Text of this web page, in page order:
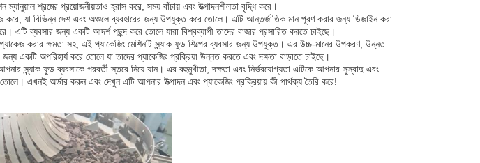
ম্যানুয়াল শ্রমের প্রয়োজনীয়তাও হ্রাস করে, সময় বাঁচায় এবং উত্পাদনশীলতা বৃদ্ধি করে।
যা বিভিন্ন দেশ এবং অঞ্চলে ব্যবহারের জন্য উপযুক্ত করে তোলে। এটি আন্তর্জাতিক মান পূরণ করার জন্য ডিজাইন করা
এটি ব্যবসার জন্য একটি আদর্শ পছন্দ করে তোলে যারা বিশ্বব্যাপী তাদের বাজার প্রসারিত করতে চাইছে।
করার ক্ষমতা সহ, এই প্যাকেজিং মেশিনটি স্ন্যাক ফুড শিল্পের ব্যবসার জন্য উপযুক্ত। এর উচ্চ-মানের উপকরণ, উন্নত
একটি অপরিহার্য করে তোলে যা তাদের প্যাকেজিং প্রক্রিয়া উন্নত করতে এবং দক্ষতা বাড়াতে চাইছে।
স্ন্যাক ফুড ব্যবসাকে পরবর্তী স্তরে নিয়ে যান। এর বহুমুখীতা, দক্ষতা এবং নির্ভরযোগ্যতা এটিকে আপনার সুস্বাদু এবং
এখনই অর্ডার করুন এবং দেখুন এটি আপনার উত্পাদন এবং প্যাকেজিং প্রক্রিয়ায় কী পার্থক্য তৈরি করে!